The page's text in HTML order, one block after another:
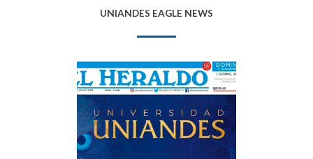
UNIANDES EAGLE NEWS